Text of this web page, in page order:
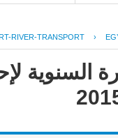
RIVER-TRANSPORT ›
السنوية